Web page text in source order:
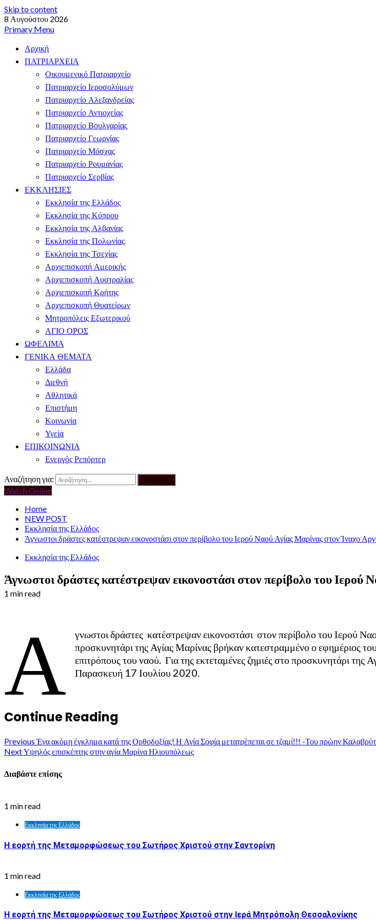
Skip to content
8 Αυγούστου 2026
Primary Menu
Αρχική
ΠΑΤΡΙΑΡΧΕΙΑ
Οικουμενικό Πατριαρχείο
Πατριαρχείο Ιεροσολύμων
Πατριαρχείο Αλεξανδρείας
Πατριαρχείο Αντιοχείας
Πατριαρχείο Βουλγαρίας
Πατριαρχείο Γεωργίας
Πατριαρχείο Μόσχας
Πατριαρχείο Ρουμανίας
Πατριαρχείο Σερβίας
ΕΚΚΛΗΣΙΕΣ
Εκκλησία της Ελλάδος
Εκκλησία της Κύπρου
Εκκλησία της Αλβανίας
Εκκλησία της Πολωνίας
Εκκλησία της Τσεχίας
Αρχιεπισκοπή Αμερικής
Αρχιεπισκοπή Αυστραλίας
Αρχιεπισκοπή Κρήτης
Αρχιεπισκοπή Θυατείρων
Μητροπόλεις Εξωτερικού
ΑΓΙΟ ΟΡΟΣ
ΩΦΕΛΙΜΑ
ΓΕΝΙΚΑ ΘΕΜΑΤΑ
Ελλάδα
Διεθνή
Αθλητικά
Επιστήμη
Κοινωνία
Υγεία
ΕΠΙΚΟΙΝΩΝΙΑ
Ενεργός Ρεπόρτερ
Αναζήτηση για:
Watch Online
Home
NEW POST
Εκκλησία της Ελλάδος
Άγνωστοι δράστες κατέστρεψαν εικονοστάσι στον περίβολο του Ιερού Ναού Αγίας Μαρίνας στον Ίναχο
Εκκλησία της Ελλάδος
Άγνωστοι δράστες κατέστρεψαν εικονοστάσι στον περίβολο του
1 min read
Ά
γνωστοι δράστες κατέστρεψαν εικονοστάσι στον περίβολο του Ιερού
προσκυνητάρι της Αγίας Μαρίνας βρήκαν κατεστραμμένο ο εφημέριος
επιτρόπους του ναού. Για της εκτεταμένες ζημιές στο προσκυνητάρι
Παρασκευή 17 Ιουλίου 2020.
Continue Reading
PreviousΈνα ακόμη έγκλημα κατά της Ορθοδοξίας! Η Αγία Σοφία μετατρέπεται σε τζαμί!!! -Του πρώην
NextΥψηλός επισκέπτης στην αγία Μαρίνα Ηλιουπόλεως
Διαβάστε επίσης
1 min read
Εκκλησία της Ελλάδος
Η εορτή της Μεταμορφώσεως του Σωτήρος Χριστού στην Σαντορίνη
1 min read
Εκκλησία της Ελλάδος
Η εορτή της Μεταμορφώσεως του Σωτήρος Χριστού στην Ιερά Μητρόπολη Θεσσαλονίκης